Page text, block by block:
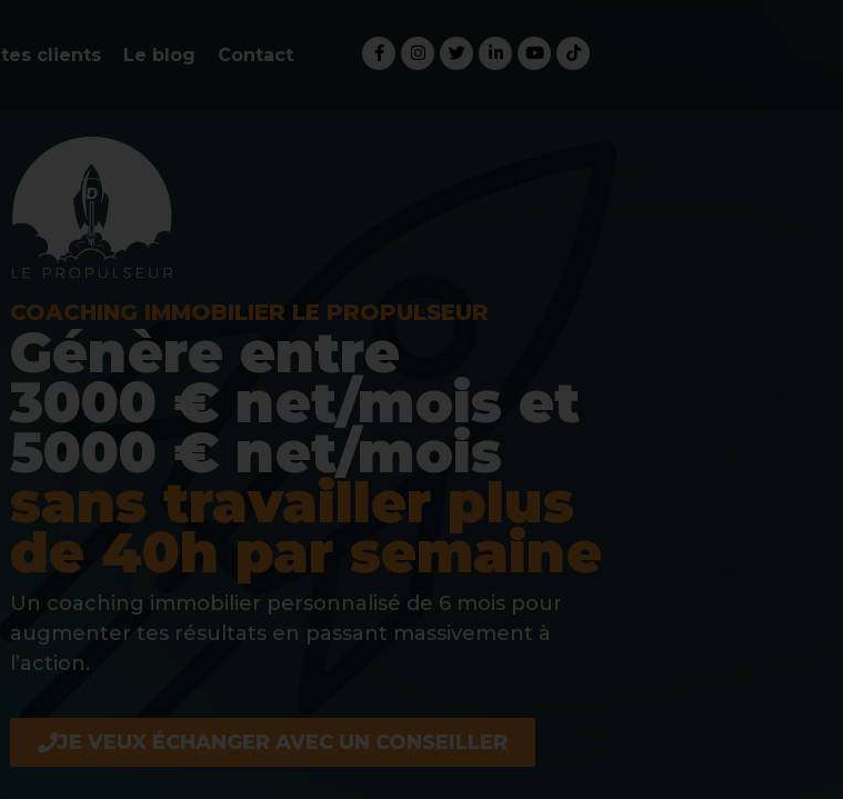
clients Le blog Contact
COACHING IMMOBILIER LE PROPULSEUR
Génère entre
3000 € net/mois et
5000 € net/mois
sans travailler plus
de 40h par semaine
Un coaching immobilier personnalisé de 6 mois pour
augmenter tes résultats en passant massivement à
l’action.
JE VEUX ÉCHANGER AVEC UN CONSEILLER